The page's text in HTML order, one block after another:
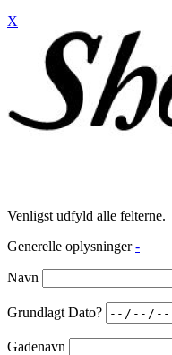
X
Venligst udfyld alle felterne.
Generelle oplysninger -
Navn
Grundlagt Dato?
Gadenavn